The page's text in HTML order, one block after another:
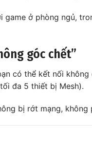
ở phòng ngủ,
góc chết”
có thể kết nối
đa 5 thiết bị Mesh).
bị rớt mạng,